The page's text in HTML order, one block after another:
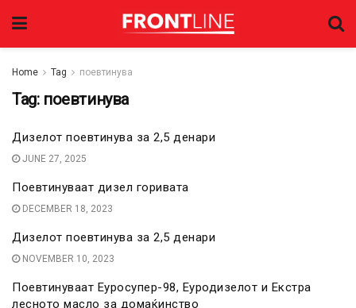
Home Tag поевтинува
Tag: поевтинува
Дизелот поевтинува за 2,5 денари
JUNE 27, 2025
Поевтинуваат дизел горивата
DECEMBER 18, 2023
Дизелот поевтинува за 2,5 денари
NOVEMBER 10, 2023
Поевтинуваат Еуросупер-98, Еуродизелот и Екстра
лесното масло за домаќинство